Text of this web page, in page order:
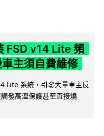
FSD v14 Lite 頻
主須自費維修
Lite 系統，引發大量車主反
發高溫保護甚至直接燒